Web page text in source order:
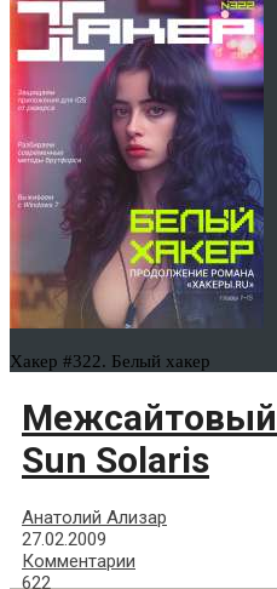
Хакер #322. Белый хакер
Межсайтовый
Sun Solaris
Анатолий Ализар
27.02.2009
Комментарии
622